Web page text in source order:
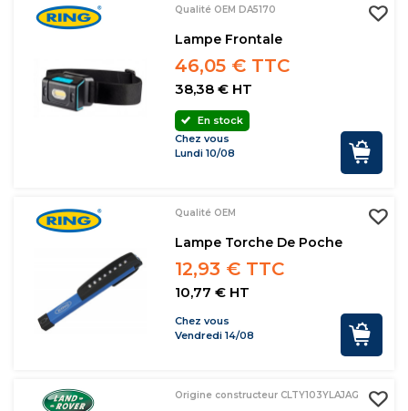
Qualité OEM DA5170
Lampe Frontale
46,05 € TTC
38,38 € HT
En stock
Chez vous
Lundi 10/08
Qualité OEM
Lampe Torche De Poche
12,93 € TTC
10,77 € HT
Chez vous
Vendredi 14/08
Origine constructeur CLTY103YLAJAG